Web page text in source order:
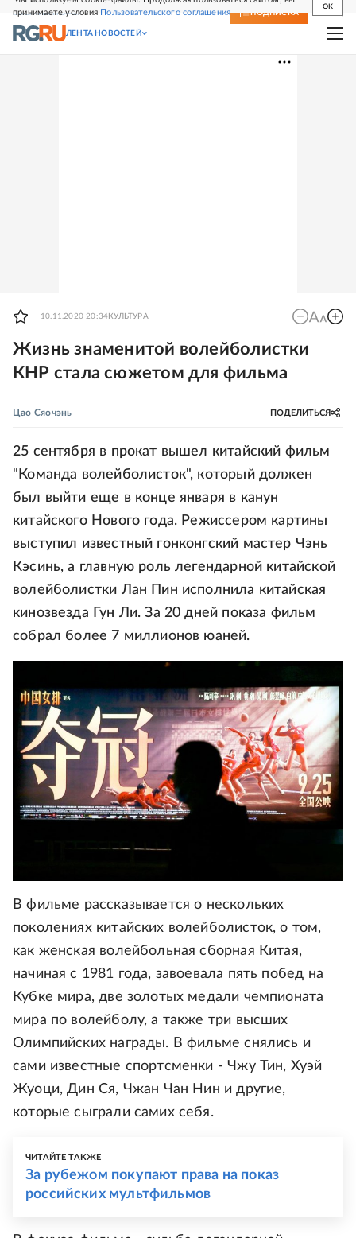
принимаете условия Пользовательского соглашения
OK
СВЕЖИЙ НОМЕР ПОДПИСКА
ЛЕНТА НОВОСТЕЙ
10.11.2020 20:34 КУЛЬТУРА
Жизнь знаменитой волейболистки
КНР стала сюжетом для фильма
Цао Сяочэнь ПОДЕЛИТЬСЯ
25 сентября в прокат вышел китайский фильм
"Команда волейболисток", который должен
был выйти еще в конце января в канун
китайского Нового года. Режиссером картины
выступил известный гонконгский мастер Чэнь
Кэсинь, а главную роль легендарной китайской
волейболистки Лан Пин исполнила китайская
кинозвезда Гун Ли. За 20 дней показа фильм
собрал более 7 миллионов юаней.
В фильме рассказывается о нескольких
поколениях китайских волейболисток, о том,
как женская волейбольная сборная Китая,
начиная с 1981 года, завоевала пять побед на
Кубке мира, две золотых медали чемпионата
мира по волейболу, а также три высших
Олимпийских награды. В фильме снялись и
сами известные спортсменки - Чжу Тин, Хуэй
Жуоци, Дин Ся, Чжан Чан Нин и другие,
которые сыграли самих себя.
ЧИТАЙТЕ ТАКЖЕ
За рубежом покупают права на показ
российских мультфильмов